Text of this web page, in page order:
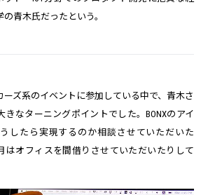
青木氏だったという。
ーズ系のイベントに参加している中で、青木さ
きなターニングポイントでした。BONXのアイ
したら実現するのか相談させていただいた
はオフィスを間借りさせていただいたりして